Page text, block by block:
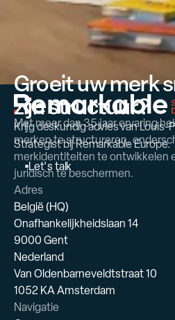
Groeit uw merk
zijn structuur?
Krijg deskundig advies van Louis-
Strategist bij Remarkable Europe.
Let'stalk
Met meer dan 35 jaar ervaring
merken te structureren,
merkidentiteiten te ontwikkelen
juridisch te beschermen.
Adres
België (HQ)
Onafhankelijkheidslaan 14
9000 Gent
Nederland
Van Oldenbarneveldtstraat 10
1052 KA Amsterdam
Navigatie